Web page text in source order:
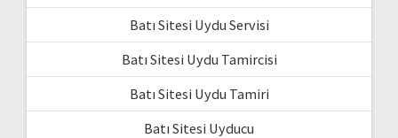
Batı Sitesi Uydu Servisi
Batı Sitesi Uydu Tamircisi
Batı Sitesi Uydu Tamiri
Batı Sitesi Uyducu